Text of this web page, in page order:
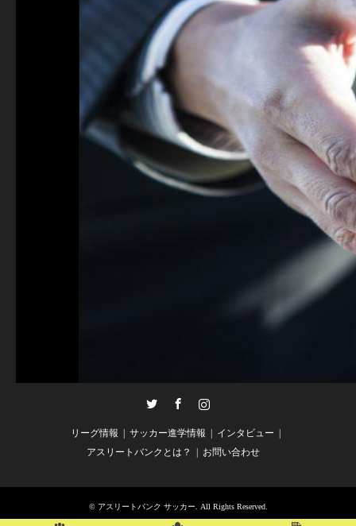
リーグ情報 サッカー進学情報
インタビュー
アスリートバンクとは？
お問い合わせ
© アスリートバンク サッカー . All Rights Reserved.